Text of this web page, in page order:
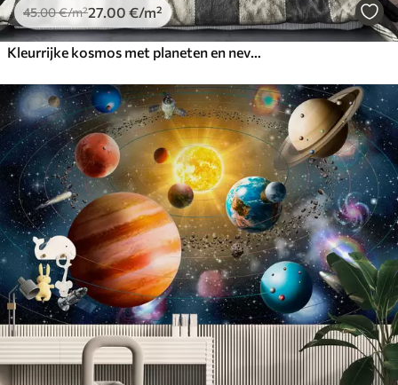
45.00€/m²27 .00 €/m²